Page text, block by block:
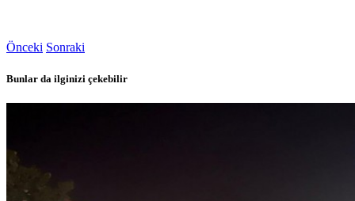
Önceki Sonraki
Bunlar da ilginizi çekebilir